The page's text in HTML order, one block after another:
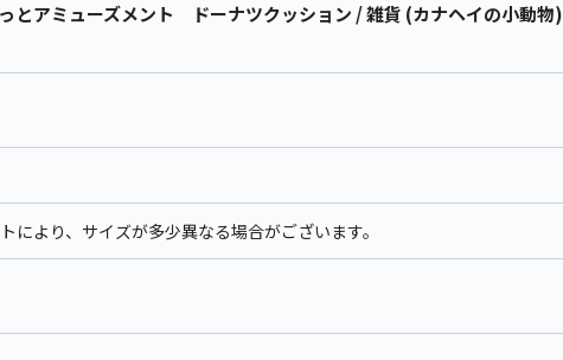
とアミューズメント ドーナツクッション / 雑貨 (カナヘイの小動物)
より、サイズが多少異なる場合がございます。